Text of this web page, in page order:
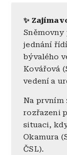
✨
jednání
bývalého
Kovářová
vedení a
Na prvním
rozřazeni
situaci,
Okamura
ČSL).